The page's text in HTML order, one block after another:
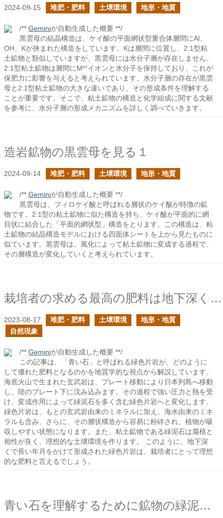
2024-09-15 堆肥・肥料 土壌環境 地形・地質
/** Geminiが自動生成した概要 **/
黒雲母の結晶構造は、ケイ酸の平面網状型重合体層間にAl、
OH、Kが挟まれた構造をしています。Kは層間に位置し、2:1型粘
土鉱物と類似していますが、黒雲母には水分子層が存在しません。
2:1型粘土鉱物は層間にMⁿ⁺イオンと水分子を保持しており、これが
保肥力に影響を与えると考えられています。水分子層の存在が黒雲
母と2:1型粘土鉱物の大きな違いであり、その形成条件を理解する
ことが重要です。そこで、粘土鉱物の構造と化学組成に関する文献
を参考に、水分子層の形成メカニズムを詳しく調べていきます。
造岩鉱物の黒雲母を見る１
2024-09-14 堆肥・肥料 土壌環境 地形・地質
/** Geminiが自動生成した概要 **/
黒雲母は、フィロケイ酸と呼ばれる層状のケイ酸が特徴の鉱
物です。2:1型の粘土鉱物に似た構造を持ち、ケイ酸が平面的に網
目状に結合した「平面的網状型」構造をとります。この構造は、粘
土鉱物の結晶構造モデルにおける四面体シートを上から見たものに
似ています。黒雲母は、風化によって粘土鉱物に変成する過程で、
その層構造が変化していくと考えられています。
栽培者の求める最高の肥料は地下深くで形成される
2023-08-17 堆肥・肥料 土壌環境
地形・地質
自然現象
/** Geminiが自動生成した概要 **/
この記事は、「青い石」と呼ばれる緑色片岩が、どのように
して優れた肥料となるのかを地質学的な視点から解説しています。
海底火山で生まれた玄武岩は、プレート移動により日本列島へ移動
し、陸のプレート下に沈み込みます。その過程で強い圧力と熱を受
け、変成作用によって緑泥石を多く含む緑色片岩へと変化します。
緑色片岩は、もとの玄武岩由来のミネラルに加え、海水由来のミネ
ラルも含み、さらに、その層状構造から容易に粉砕され、植物が吸
収しやすい状態になります。また、粘土鉱物である緑泥石は腐植と
相性が良く、理想的な土壌環境を作ります。 このように、地下深
くで長い年月をかけて形成された緑色片岩は、栽培者にとって理想
的な肥料と言えるでしょう。
青い石を理解するために鉱物の緑泥石化作用を見る